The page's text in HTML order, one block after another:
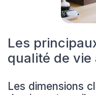
Les
qualité de vie
Les dimensions